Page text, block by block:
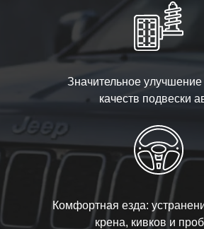
Значительное
качеств подвески
Комфортная езда:
крена, кивков и